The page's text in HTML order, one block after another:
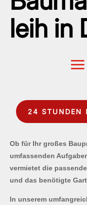
leih in
24 STUNDEN
Ob für Ihr großes
umfassenden
vermietet die
und das benötigte
In unserem